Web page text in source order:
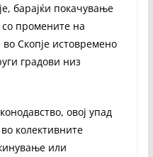
барајќи покачување
со промените на
Скопје истовремено
градови низ
овој упад
колективните
или